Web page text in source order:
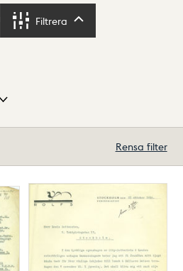
Filtrera
Rensa filter